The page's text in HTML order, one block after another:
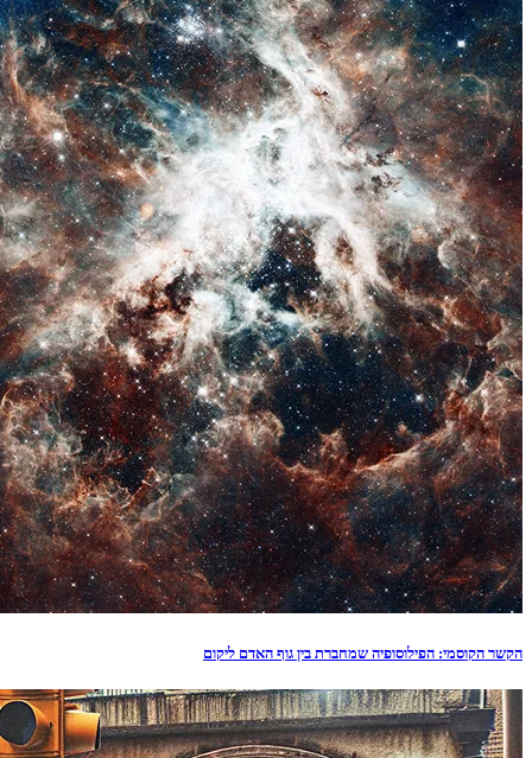
הקשר הקוסמי: הפילוסופיה שמחברת בין גוף האדם ליקום